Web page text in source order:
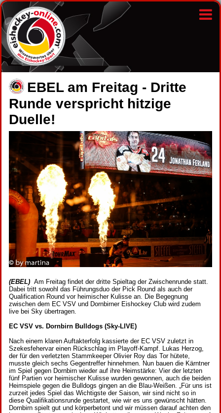
EBEL am Freitag - Dritte
Runde verspricht hitzige
Duelle!
(EBEL) Am Freitag findet der dritte Spieltag der Zwischenrunde statt.
Dabei tritt sowohl das Führungsduo der Pick Round als auch der
Qualification Round vor heimischer Kulisse an. Die Begegnung
zwischen dem EC VSV und Dornbirner Eishockey Club wird zudem
live bei Sky übertragen.
EC VSV vs. Dornbirn Bulldogs (Sky-LIVE)
Nach einem klaren Auftakterfolg kassierte der EC VSV zuletzt in
Szekesfehervar einen Rückschlag im Playoff-Kampf. Lukas Herzog,
der für den verletzten Stammkeeper Olivier Roy das Tor hütete,
musste gleich sechs Gegentreffer hinnehmen. Nun bauen die Kärntner
im Spiel gegen Dornbirn wieder auf ihre Heimstärke: Vier der letzten
fünf Partien vor heimischer Kulisse wurden gewonnen, auch die beiden
Heimspiele gegen die Bulldogs gingen an die Blau-Weißen. „Für uns ist
zurzeit jedes Spiel das Wichtigste der Saison, wir sind nicht so in
diese Qualifikationsrunde gestartet, wie wir es uns gewünscht hätten.
Dornbirn spielt gut und körperbetont und wir müssen darauf achten den